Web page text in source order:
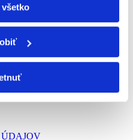
celom území
pôsobením